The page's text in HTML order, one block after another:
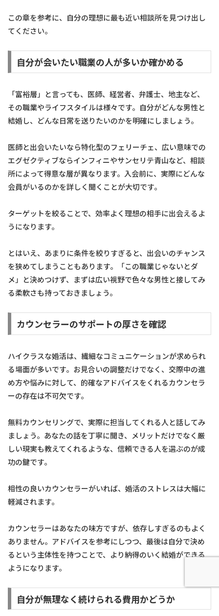
この章を参考に、自分の理想に最も近い相談所を見つけ出し
てください。
自分が会いたい職業の人が多いか確かめる
「富裕層」と言っても、医師、経営者、弁護士、地主など、
その職業やライフスタイルは様々です。自分がどんな男性と
結婚し、どんな日常を送りたいのかを明確にしましょう。
医師と出会いたいなら特化型のフェリーチェ、広い意味での
エグゼクティブならインフィニやサンセリテ青山など、相談
所によって得意な層が異なります。入会前に、実際にどんな
会員がいるのかを詳しく聞くことが大切です。
ターゲットを絞ることで、効率よく理想の相手に出会えるよ
うになります。
とはいえ、あまりに条件を絞りすぎると、出会いのチャンス
を狭めてしまうこともあります。「この職業じゃないとダ
メ」と決めつけず、まずは広い視野で色々な男性と接してみ
る柔軟さも持っておきましょう。
カウンセラーのサポートの厚さを確認
ハイクラスな婚活は、繊細なコミュニケーションが求められ
る場面が多いです。お見合いの調整だけでなく、交際中の進
め方や悩みに対して、的確なアドバイスをくれるカウンセラ
ーの存在は不可欠です。
無料カウンセリングで、実際に担当してくれる人と話してみ
ましょう。あなたの話を丁寧に聞き、メリットだけでなく厳
しい現実も教えてくれるような、信頼できる人を選ぶのが成
功の鍵です。
相性の良いカウンセラーがいれば、婚活のストレスは大幅に
軽減されます。
カウンセラーはあなたの味方ですが、依存しすぎるのもよく
ありません。アドバイスを参考にしつつ、最後は自分で決め
るという主体性を持つことで、より納得のいく結婚ができる
ようになります。
自分が無理なく続けられる費用かどうか